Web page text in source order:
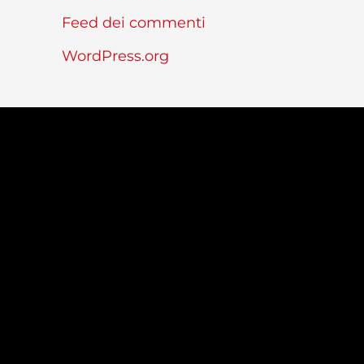
Feed dei commenti
WordPress.org